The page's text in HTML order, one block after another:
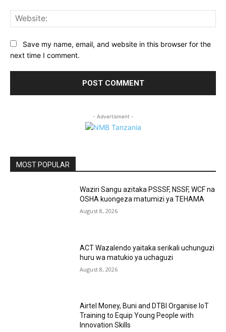
Save my name, email, and website in this browser for the
next time I comment.
- Advertisment -
MOST POPULAR
Waziri Sangu azitaka PSSSF, NSSF, WCF na
OSHA kuongeza matumizi ya TEHAMA
August 8, 2026
ACT Wazalendo yaitaka serikali uchunguzi
huru wa matukio ya uchaguzi
August 8, 2026
Airtel Money, Buni and DTBI Organise IoT
Training to Equip Young People with
Innovation Skills